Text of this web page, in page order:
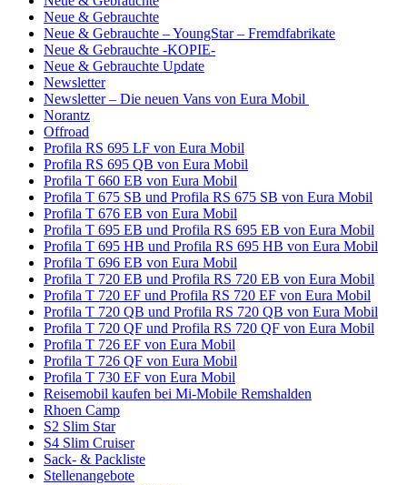
Neue & Gebrauchte
Neue & Gebrauchte – YoungStar – Fremdfabrikate
Neue & Gebrauchte -KOPIE-
Neue & Gebrauchte Update
Newsletter
Newsletter – Die neuen Vans von Eura Mobil
Norantz
Offroad
Profila RS 695 LF von Eura Mobil
Profila RS 695 QB von Eura Mobil
Profila T 660 EB von Eura Mobil
Profila T 675 SB und Profila RS 675 SB von Eura Mobil
Profila T 676 EB von Eura Mobil
Profila T 695 EB und Profila RS 695 EB von Eura Mobil
Profila T 695 HB und Profila RS 695 HB von Eura Mobil
Profila T 696 EB von Eura Mobil
Profila T 720 EB und Profila RS 720 EB von Eura Mobil
Profila T 720 EF und Profila RS 720 EF von Eura Mobil
Profila T 720 QB und Profila RS 720 QB von Eura Mobil
Profila T 720 QF und Profila RS 720 QF von Eura Mobil
Profila T 726 EF von Eura Mobil
Profila T 726 QF von Eura Mobil
Profila T 730 EF von Eura Mobil
Reisemobil kaufen bei Mi-Mobile Remshalden
Rhoen Camp
S2 Slim Star
S4 Slim Cruiser
Sack- & Packliste
Stellenangebote